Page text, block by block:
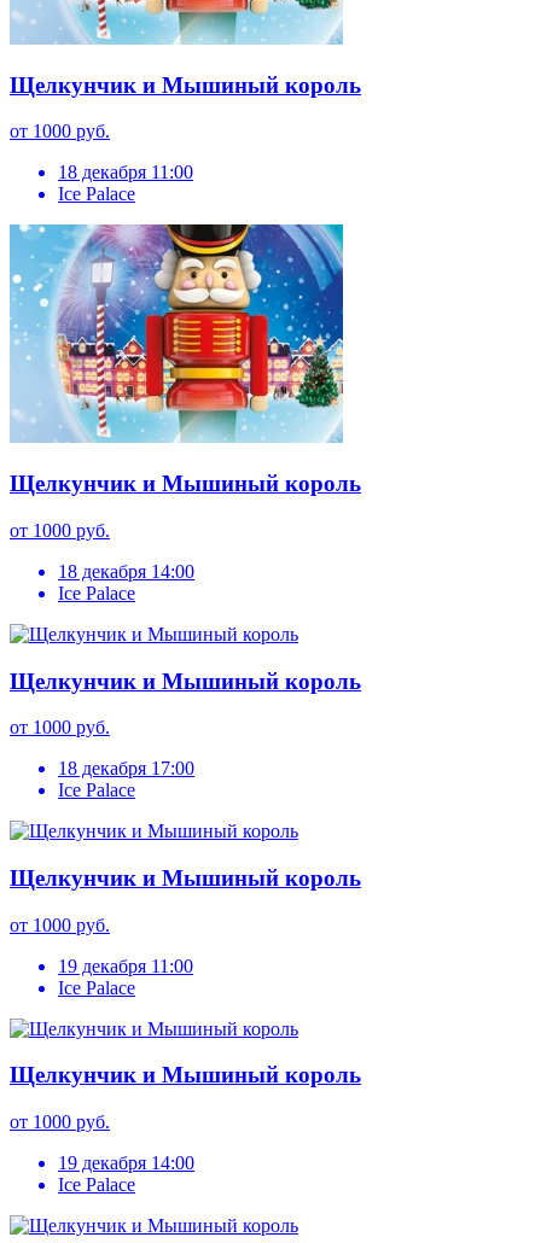
Щелкунчик и Мышиный король
от 1000 руб.
18 декабря 11:00
Ice Palace
Щелкунчик и Мышиный король
от 1000 руб.
18 декабря 14:00
Ice Palace
Щелкунчик и Мышиный король
от 1000 руб.
18 декабря 17:00
Ice Palace
Щелкунчик и Мышиный король
от 1000 руб.
19 декабря 11:00
Ice Palace
Щелкунчик и Мышиный король
от 1000 руб.
19 декабря 14:00
Ice Palace